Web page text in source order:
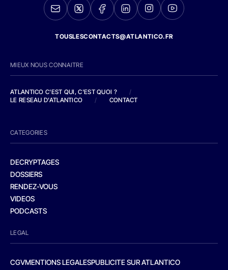
TOUSLESCONTACTS@ATLANTICO.FR
MIEUX NOUS CONNAITRE
ATLANTICO C'EST QUI, C'EST QUOI ?
/
LE RESEAU D'ATLANTICO
/ CONTACT
CATEGORIES
DECRYPTAGES
DOSSIERS
RENDEZ-VOUS
VIDEOS
PODCASTS
LEGAL
CGVMENTIONS LEGALESPUBLICITE SUR ATLANTICO